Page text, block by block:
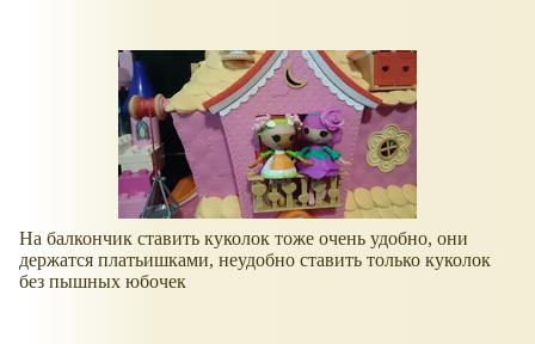
На балкончик ставить куколок тоже очень удобно, они
держатся платьишками, неудобно ставить только куколок
без пышных юбочек